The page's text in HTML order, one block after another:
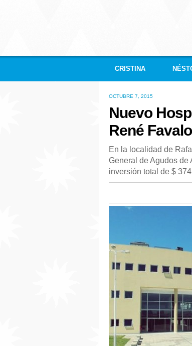
CRISTINA
OCTUBRE 7, 2015
Nuevo
René
En la localidad de
General de Agudos de
inversión total de $